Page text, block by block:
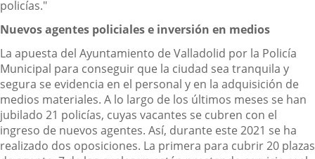
policías."
Nuevos agentes policiales e inversión en medios
La apuesta del Ayuntamiento de Valladolid por la Policía
Municipal para conseguir que la ciudad sea tranquila y
segura se evidencia en el personal y en la adquisición de
medios materiales. A lo largo de los últimos meses se han
jubilado 21 policías, cuyas vacantes se cubren con el
ingreso de nuevos agentes. Así, durante este 2021 se ha
realizado dos oposiciones. La primera para cubrir 20 plazas